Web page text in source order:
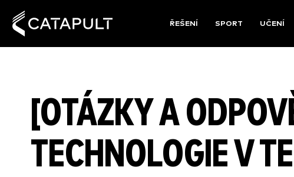
ŘEŠENÍ SPORT UČENÍ
[OTÁZKY A
TECHNOLOGIE V